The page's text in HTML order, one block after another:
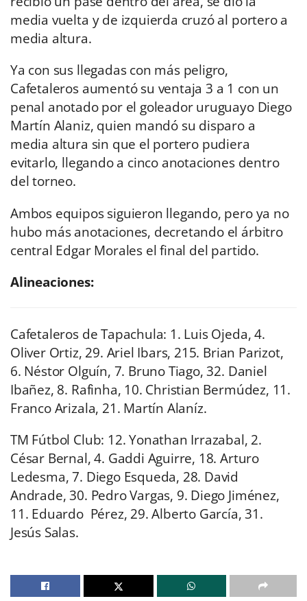
media vuelta y de izquierda cruzó al portero a
media altura.
Ya con sus llegadas con más peligro,
Cafetaleros aumentó su ventaja 3 a 1 con un
penal anotado por el goleador uruguayo Diego
Martín Alaniz, quien mandó su disparo a
media altura sin que el portero pudiera
evitarlo, llegando a cinco anotaciones dentro
del torneo.
Ambos equipos siguieron llegando, pero ya no
hubo más anotaciones, decretando el árbitro
central Edgar Morales el final del partido.
Alineaciones:
Cafetaleros de Tapachula: 1. Luis Ojeda, 4.
Oliver Ortiz, 29. Ariel Ibars, 215. Brian Parizot,
6. Néstor Olguín, 7. Bruno Tiago, 32. Daniel
Ibañez, 8. Rafinha, 10. Christian Bermúdez, 11.
Franco Arizala, 21. Martín Alaníz.
TM Fútbol Club: 12. Yonathan Irrazabal, 2.
César Bernal, 4. Gaddi Aguirre, 18. Arturo
Ledesma, 7. Diego Esqueda, 28. David
Andrade, 30. Pedro Vargas, 9. Diego Jiménez,
11. Eduardo Pérez, 29. Alberto García, 31.
Jesús Salas.